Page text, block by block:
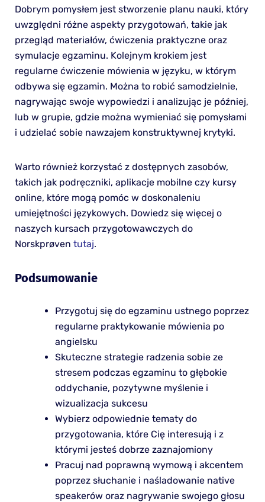
Dobrym pomysłem jest stworzenie planu nauki, który
uwzględni różne aspekty przygotowań, takie jak
przegląd materiałów, ćwiczenia praktyczne oraz
symulacje egzaminu. Kolejnym krokiem jest
regularne ćwiczenie mówienia w języku, w którym
odbywa się egzamin. Można to robić samodzielnie,
nagrywając swoje wypowiedzi i analizując je później,
lub w grupie, gdzie można wymieniać się pomysłami
i udzielać sobie nawzajem konstruktywnej krytyki.
Warto również korzystać z dostępnych zasobów,
takich jak podręczniki, aplikacje mobilne czy kursy
online, które mogą pomóc w doskonaleniu
umiejętności językowych. Dowiedz się więcej o
naszych kursach przygotowawczych do
Norskprøven tutaj.
Podsumowanie
Przygotuj się do egzaminu ustnego poprzez
regularne praktykowanie mówienia po
angielsku
Skuteczne strategie radzenia sobie ze
stresem podczas egzaminu to głębokie
oddychanie, pozytywne myślenie i
wizualizacja sukcesu
Wybierz odpowiednie tematy do
przygotowania, które Cię interesują i z
którymi jesteś dobrze zaznajomiony
Pracuj nad poprawną wymową i akcentem
poprzez słuchanie i naśladowanie native
speakerów oraz nagrywanie swojego głosu